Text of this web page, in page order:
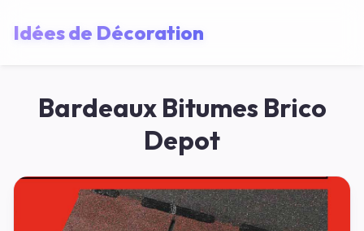
Idées de Décoration
Bardeaux Bitumes Brico
Depot